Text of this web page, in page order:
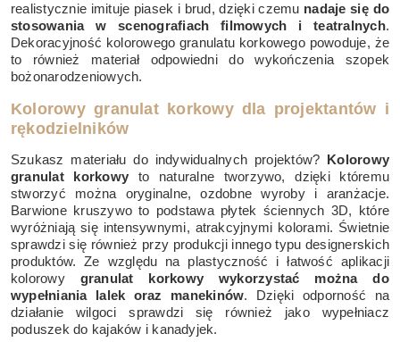
realistycznie imituje piasek i brud, dzięki czemu nadaje się do
stosowania w scenografiach filmowych i teatralnych.
Dekoracyjność kolorowego granulatu korkowego powoduje, że
to również materiał odpowiedni do wykończenia szopek
bożonarodzeniowych.
Kolorowy granulat korkowy dla projektantów i
rękodzielników
Szukasz materiału do indywidualnych projektów? Kolorowy
granulat korkowy to naturalne tworzywo, dzięki któremu
stworzyć można oryginalne, ozdobne wyroby i aranżacje.
Barwione kruszywo to podstawa płytek ściennych 3D, które
wyróżniają się intensywnymi, atrakcyjnymi kolorami. Świetnie
sprawdzi się również przy produkcji innego typu designerskich
produktów. Ze względu na plastyczność i łatwość aplikacji
kolorowy granulat korkowy wykorzystać można do
wypełniania lalek oraz manekinów. Dzięki odporność na
działanie wilgoci sprawdzi się również jako wypełniacz
poduszek do kajaków i kanadyjek.